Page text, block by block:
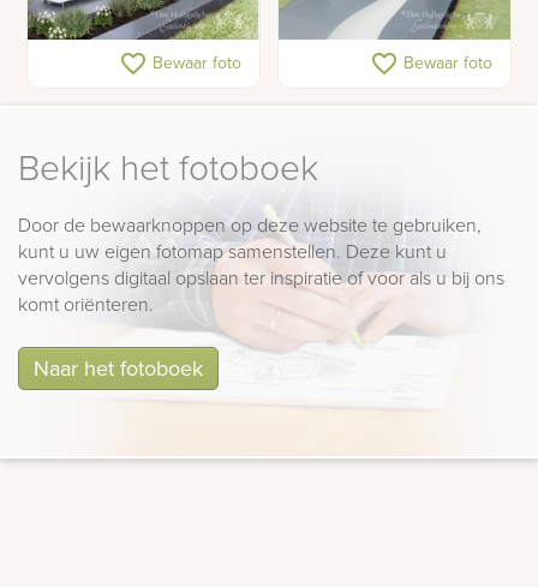
Grafmonument met
teakhout en RVS
favorite_border Bewaar foto
Gedenkteken met
zeilboot op rivier
favorite_border Bewaar foto
Bekijk het fotoboek
Door de bewaarknoppen op deze website te gebruiken,
kunt u uw eigen fotomap samenstellen. Deze kunt u
vervolgens digitaal opslaan ter inspiratie of voor als u bij ons
komt oriënteren.
Naar het fotoboek